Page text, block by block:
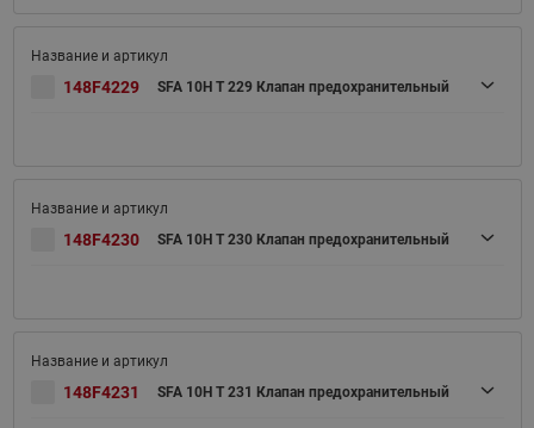
148F4229 SFA 10H T 229 Клапан предохранительный
148F4230 SFA 10H T 230 Клапан предохранительный
148F4231 SFA 10H T 231 Клапан предохранительный